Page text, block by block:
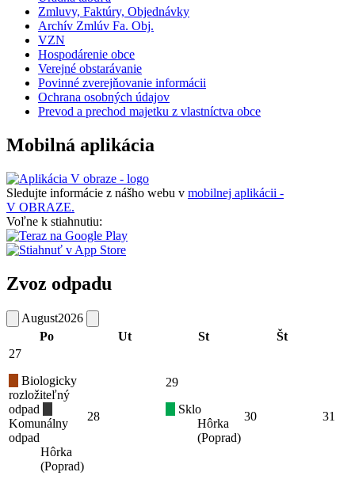
Zmluvy, Faktúry, Objednávky
Archív Zmlúv Fa. Obj.
VZN
Hospodárenie obce
Verejné obstarávanie
Povinné zverejňovanie informácii
Ochrana osobných údajov
Prevod a prechod majetku z vlastníctva obce
Mobilná aplikácia
Sledujte informácie z nášho webu v mobilnej aplikácii -
V OBRAZE.
Voľne k stiahnutiu:
Zvoz odpadu
August2026
Po
Ut St Št
27
Biologicky
rozložiteľný
odpad
Komunálny
odpad
Hôrka
(Poprad)
28
29
Sklo
Hôrka
(Poprad)
30 31